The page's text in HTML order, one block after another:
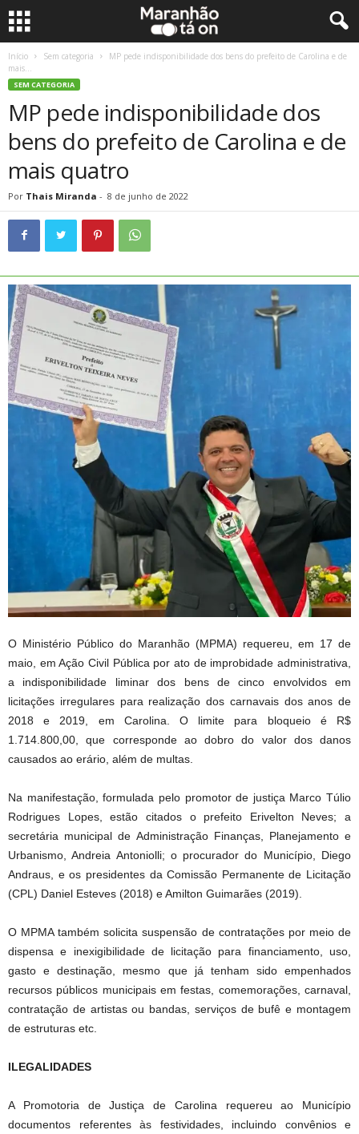
Início Sem categoria
MP pede indisponibilidade dos bens do prefeito de Carolina e de
mais...
SEM CATEGORIA
MP pede indisponibilidade dos
bens do prefeito de Carolina e de
mais quatro
Por Thais Miranda - 8 de junho de 2022
O Ministério Público do Maranhão (MPMA) requereu, em 17 de
maio, em Ação Civil Pública por ato de improbidade administrativa,
a indisponibilidade liminar dos bens de cinco envolvidos em
licitações irregulares para realização dos carnavais dos anos de
2018 e 2019, em Carolina. O limite para bloqueio é R$
1.714.800,00, que corresponde ao dobro do valor dos danos
causados ao erário, além de multas.
Na manifestação, formulada pelo promotor de justiça Marco Túlio
Rodrigues Lopes, estão citados o prefeito Erivelton Neves; a
secretária municipal de Administração Finanças, Planejamento e
Urbanismo, Andreia Antoniolli; o procurador do Município, Diego
Andraus, e os presidentes da Comissão Permanente de Licitação
(CPL) Daniel Esteves (2018) e Amilton Guimarães (2019).
O MPMA também solicita suspensão de contratações por meio de
dispensa e inexigibilidade de licitação para financiamento, uso,
gasto e destinação, mesmo que já tenham sido empenhados
recursos públicos municipais em festas, comemorações, carnaval,
contratação de artistas ou bandas, serviços de bufê e montagem
de estruturas etc.
ILEGALIDADES
A Promotoria de Justiça de Carolina requereu ao Município
documentos referentes às festividades, incluindo convênios e